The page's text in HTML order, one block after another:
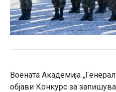
Воената Академија
објави Конкурс за